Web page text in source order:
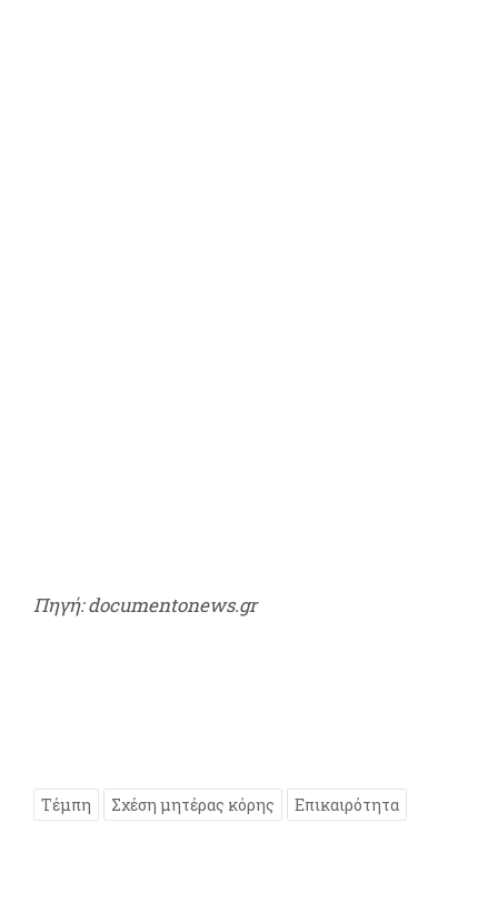
Πηγή: documentonews.gr
Τέμπη Σχέση μητέρας κόρης Επικαιρότητα